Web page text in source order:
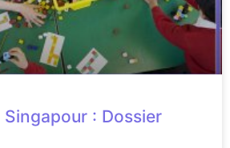
: Dossier